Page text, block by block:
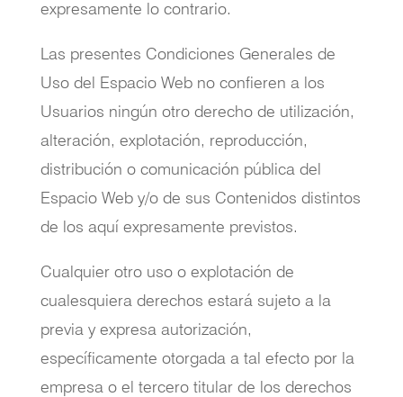
expresamente lo contrario.
Las presentes Condiciones Generales de
Uso del Espacio Web no confieren a los
Usuarios ningún otro derecho de utilización,
alteración, explotación, reproducción,
distribución o comunicación pública del
Espacio Web y/o de sus Contenidos distintos
de los aquí expresamente previstos.
Cualquier otro uso o explotación de
cualesquiera derechos estará sujeto a la
previa y expresa autorización,
específicamente otorgada a tal efecto por la
empresa o el tercero titular de los derechos